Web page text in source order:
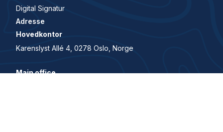
Digital Signatur
Adresse
Hovedkontor
Karenslyst Allé 4, 0278 Oslo, Norge
Main office